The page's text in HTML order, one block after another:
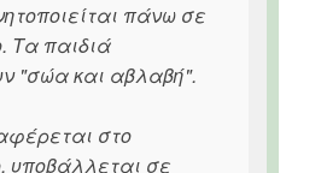
πάνω σε
Τα παιδιά
"σώα και αβλαβή".
στο
υποβάλλεται σε